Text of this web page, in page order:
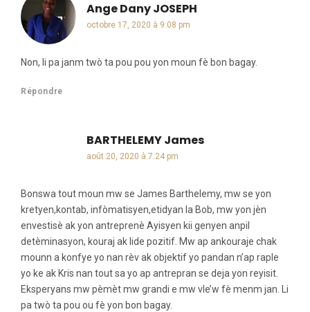
Ange Dany JOSEPH
octobre 17, 2020 à 9:08 pm
Non, li pa janm twò ta pou pou yon moun fè bon bagay.
Répondre
BARTHELEMY Jamesdit :
août 20, 2020 à 7:24 pm
Bonswa tout moun mw se James Barthelemy, mw se yon
kretyen,kontab, infòmatisyen,etidyan la Bob, mw yon jèn
envestisè ak yon antreprenè Ayisyen kii genyen anpil
detèminasyon, kouraj ak lide pozitif. Mw ap ankouraje chak
mounn a konfye yo nan rèv ak objektif yo pandan n’ap raple
yo ke ak Kris nan tout sa yo ap antrepran se deja yon reyisit.
Eksperyans mw pèmèt mw grandi e mw vle’w fè menm jan. Li
pa twò ta pou ou fè yon bon bagay.